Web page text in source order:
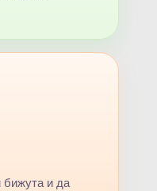
бижута и да